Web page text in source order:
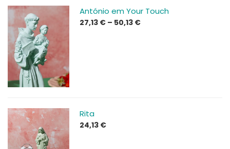
António em Your Touch
27,13 € – 50,13 €Price
Rita
24,13 €